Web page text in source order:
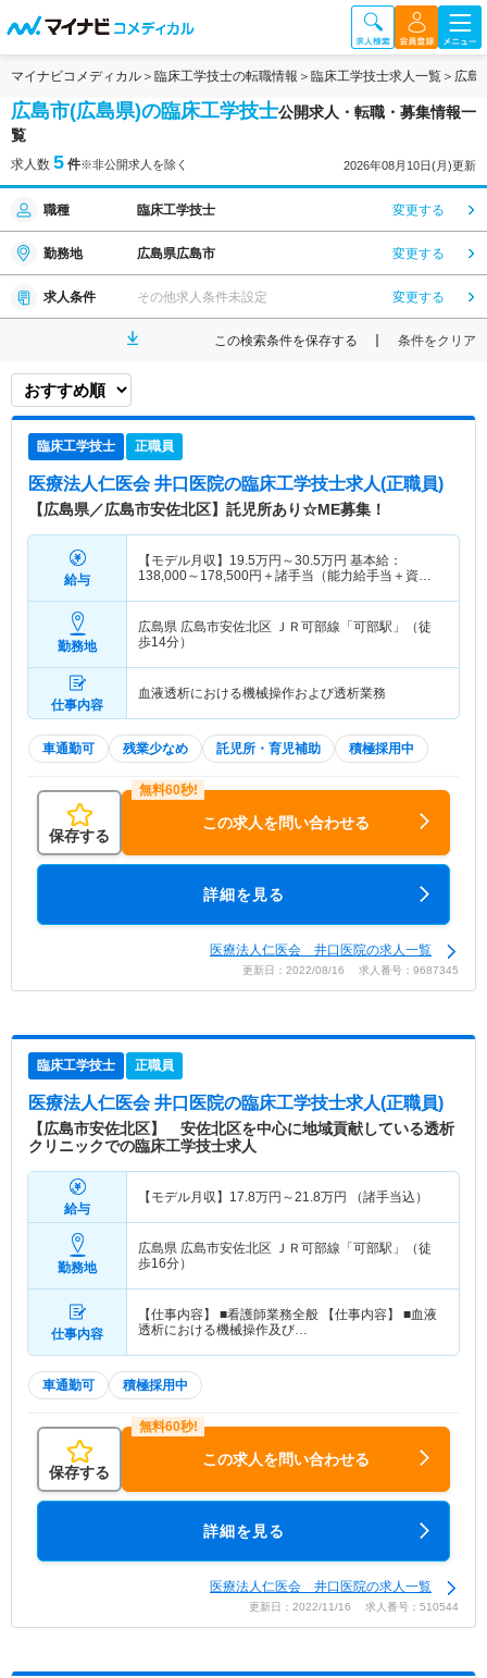
マイナビコメディカル 臨床工学技士の転職情報 臨床工学技士求人一覧 広島
広島市(広島県)の臨床工学技士公開求人・転職・募集情報一
覧
求人数 5 件※非公開求人を除く 2026年08月10日(月)更新
職種 臨床工学技士 変更する
勤務地 広島県広島市 変更する
求人条件 その他求人条件未設定 変更する
この検索条件を保存する 条件をクリア
臨床工学技士 正職員
医療法人仁医会 井口医院の臨床工学技士求人(正職員)
【広島県／広島市安佐北区】託児所あり☆ME募集！
給与
【モデル月収】 19.5万円～30.5万円 基本給：
138,000～178,500円＋諸手当（能力給手当＋資格
勤務地
広島県 広島市安佐北区 ＪＲ可部線「可部駅」（徒
歩14分）
仕事内容
血液透析における機械操作および透析業務
車通勤可 残業少なめ 託児所・育児補助 積極採用中
保存する
この求人を問い合わせる
詳細を見る
医療法人仁医会 井口医院の求人一覧
更新日：2022/08/16 求人番号：9687345
臨床工学技士 正職員
医療法人仁医会 井口医院の臨床工学技士求人(正職員)
【広島市安佐北区】 安佐北区を中心に地域貢献している透析
クリニックでの臨床工学技士求人
給与
【モデル月収】 17.8万円～21.8万円 （諸手当込）
勤務地
広島県 広島市安佐北区 ＪＲ可部線「可部駅」（徒
歩16分）
仕事内容
【仕事内容】 ■看護師業務全般 【仕事内容】 ■血液
透析における機械操作及び…
車通勤可 積極採用中
保存する
この求人を問い合わせる
詳細を見る
医療法人仁医会 井口医院の求人一覧
更新日：2022/11/16 求人番号：510544